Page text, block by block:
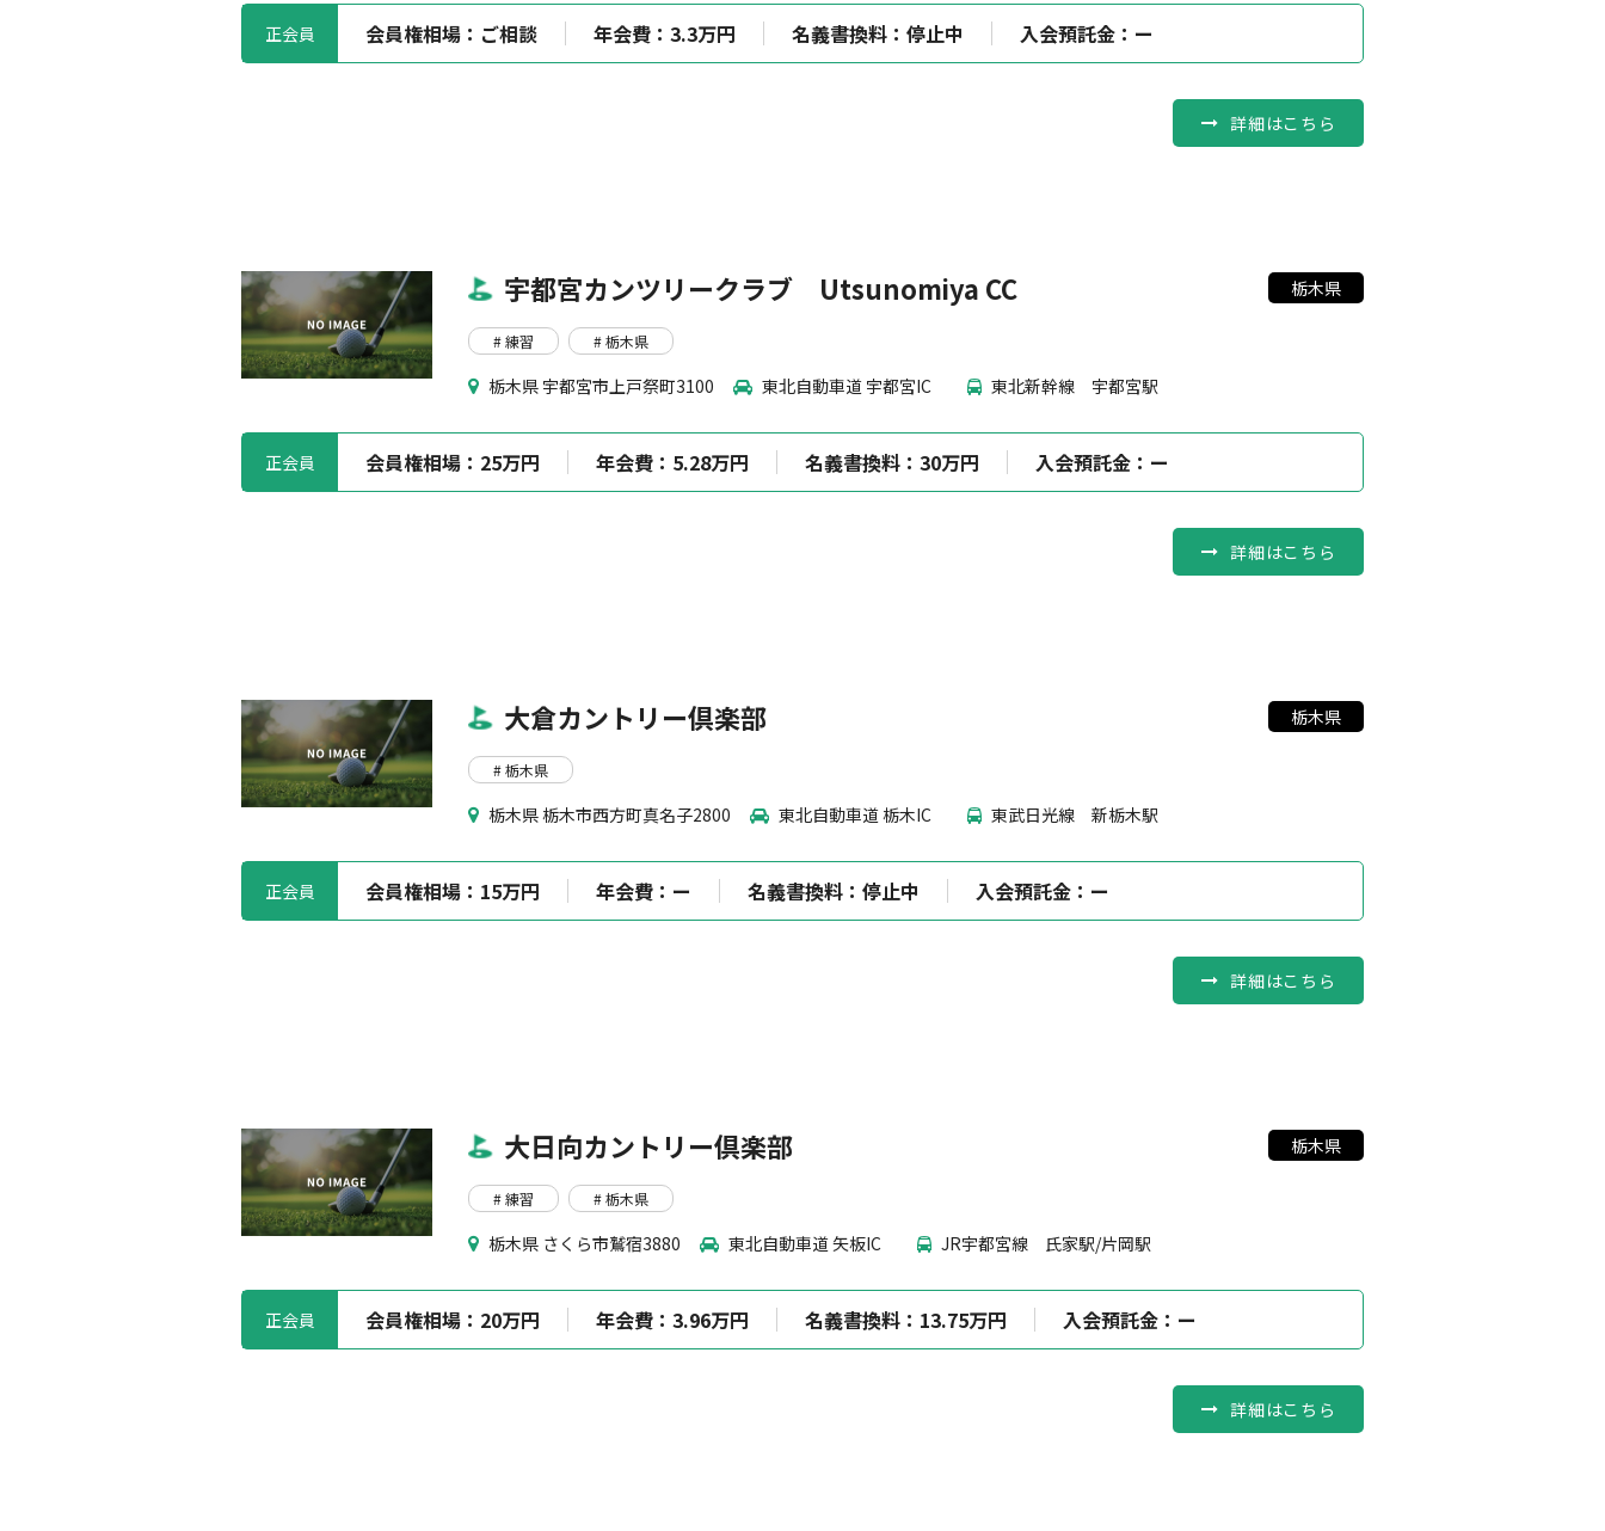
正会員 会員権相場： ご相談 年会費：3.3万円 名義書換料：停止中 入会預託金：ー
詳細はこちら
宇都宮カンツリークラブ Utsunomiya CC 栃木県
# 練習 # 栃木県
栃木県 宇都宮市上戸祭町3100 東北自動車道 宇都宮IC 東北新幹線 宇都宮駅
正会員 会員権相場： 25万円 年会費：5.28万円 名義書換料：30万円 入会預託金：ー
詳細はこちら
大倉カントリー倶楽部 栃木県
# 栃木県
栃木県 栃木市西方町真名子2800 東北自動車道 栃木IC 東武日光線 新栃木駅
正会員 会員権相場： 15万円 年会費：ー 名義書換料：停止中 入会預託金：ー
詳細はこちら
大日向カントリー倶楽部 栃木県
# 練習 # 栃木県
栃木県 さくら市鷲宿3880 東北自動車道 矢板IC JR宇都宮線 氏家駅/片岡駅
正会員 会員権相場： 20万円 年会費：3.96万円 名義書換料：13.75万円 入会預託金：ー
詳細はこちら